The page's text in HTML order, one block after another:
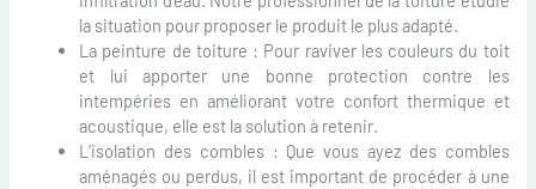
la situation pour proposer le produit le plus adapté.
La peinture de toiture : Pour raviver les couleurs du toit
et lui apporter une bonne protection contre les
intempéries en améliorant votre confort thermique et
acoustique, elle est la solution à retenir.
L’isolation des combles : Que vous ayez des combles
aménagés ou perdus, il est important de procéder à une